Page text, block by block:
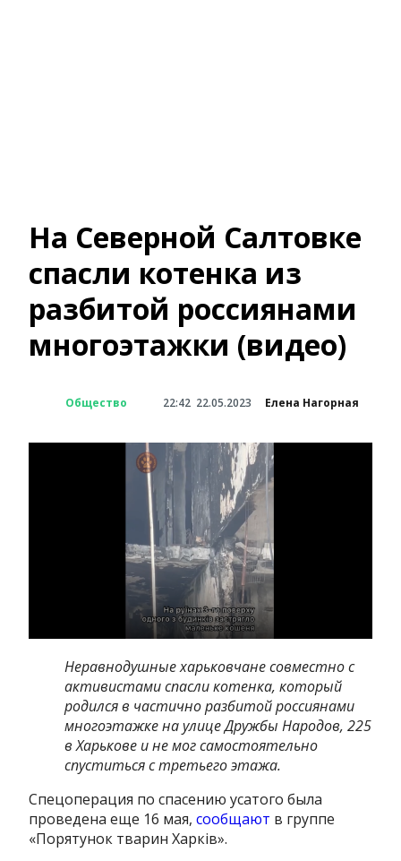
На Северной Салтовке
спасли котенка из
разбитой россиянами
многоэтажки (видео)
Общество 22:42 22.05.2023 Елена Нагорная
Неравнодушные харьковчане совместно с
активистами спасли котенка, который
родился в частично разбитой россиянами
многоэтажке на улице Дружбы Народов, 225
в Харькове и не мог самостоятельно
спуститься с третьего этажа.
Спецоперация по спасению усатого была
проведена еще 16 мая, сообщают в группе
«Порятунок тварин Харків».